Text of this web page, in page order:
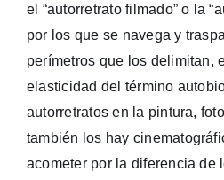
el “autorretrato filmado” o la
por los que se navega y
perímetros que los delimitan,
elasticidad del término
autorretratos en la pintura,
también los hay
acometer por la diferencia de